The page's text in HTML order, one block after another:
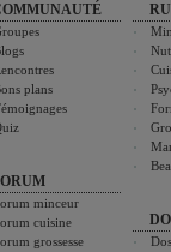
plans
minceur
cuisine
grossesse